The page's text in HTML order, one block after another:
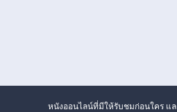
หนังออนไลน์ที่มีให้รับชมก่อนใคร แ